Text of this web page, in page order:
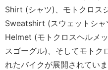
Shirt (シャツ)、モトクロス
Sweatshirt (スウェットシャ
Helmet (モトクロスヘルメ
スゴーグル)、そしてモトク
れたバイクが展開されていま